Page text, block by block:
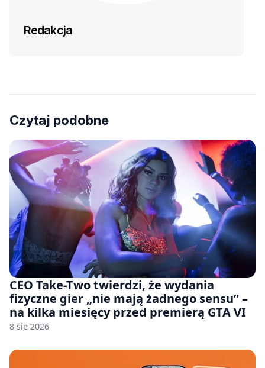
Redakcja
Czytaj podobne
CEO Take-Two twierdzi, że wydania
fizyczne gier „nie mają żadnego sensu” –
na kilka miesięcy przed premierą GTA VI
8 sie 2026